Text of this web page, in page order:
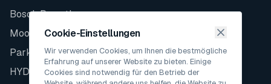
Bosch Rexroth
Moog
Parker
HYDAC
Cookie-Einstellungen
Wir verwenden Cookies, um Ihnen die bestmögliche
Erfahrung auf unserer Website zu bieten. Einige
Cookies sind notwendig für den Betrieb der